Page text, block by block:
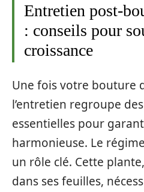
Entretien post-
: conseils pour
croissance
Une fois votre bouture
l’entretien regroupe
essentielles pour
harmonieuse. Le
un rôle clé. Cette
dans ses feuilles,